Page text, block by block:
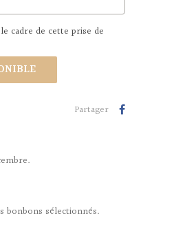
cadre de cette prise de
Partager
bonbons sélectionnés.